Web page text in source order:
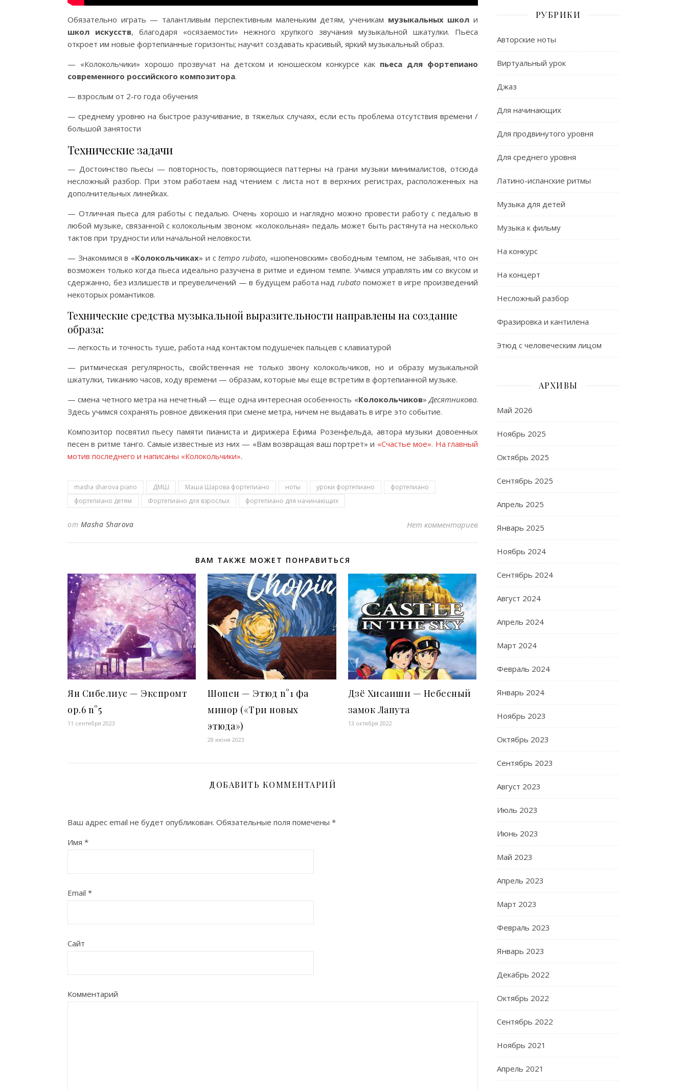
Обязательно играть — талантливым перспективным маленьким детям, ученикам музыкальных школ и
школ искусств, благодаря «осязаемости» нежного хрупкого звучания музыкальной шкатулки. Пьеса
откроет им новые фортепианные горизонты; научит создавать красивый, яркий музыкальный образ.
— «Колокольчики» хорошо прозвучат на детском и юношеском конкурсе как пьеса для фортепиано
современного российского композитора.
— взрослым от 2-го года обучения
— среднему уровню на быстрое разучивание, в тяжелых случаях, если есть проблема отсутствия времени /
большой занятости
Технические задачи
— Достоинство пьесы — повторность, повторяющиеся паттерны на грани музыки минималистов, отсюда
несложный разбор. При этом работаем над чтением с листа нот в верхних регистрах, расположенных на
дополнительных линейках.
— Отличная пьеса для работы с педалью. Очень хорошо и наглядно можно провести работу с педалью в
любой музыке, связанной с колокольным звоном: «колокольная» педаль может быть растянута на несколько
тактов при трудности или начальной неловкости.
— Знакомимся в «Колокольчиках» и сtempo rubato, «шопеновским» свободным темпом, не забывая, что он
возможен только когда пьеса идеально разучена в ритме и едином темпе. Учимся управлять им со вкусом и
сдержанно, без излишеств и преувеличений — в будущем работа надrubato поможет в игре произведений
некоторых романтиков.
Технические средства музыкальной выразительности направлены на создание
образа:
— легкость и точность туше, работа над контактом подушечек пальцев с клавиатурой
— ритмическая регулярность, свойственная не только звону колокольчиков, но и образу музыкальной
шкатулки, тиканию часов, ходу времени — образам, которые мы еще встретим в фортепианной музыке.
— смена четного метра на нечетный — еще одна интересная особенность «Колокольчиков»Десятникова.
Здесь учимся сохранять ровное движения при смене метра, ничем не выдавать в игре это событие.
Композитор посвятил пьесу памяти пианиста и дирижера Ефима Розенфельда, автора музыки довоенных
песен в ритме танго. Самые известные из них — «Вам возвращая ваш портрет» и «Счастье мое». На главный
мотив последнего и написаны «Колокольчики».
masha sharova piano ДМШ Маша Шарова фортепиано ноты уроки фортепиано
фортепиано
фортепиано детям
Фортепиано для взрослых фортепиано для начинающих
от Masha Sharova Нет комментариев
ВАМ ТАКЖЕ МОЖЕТ ПОНРАВИТЬСЯ
Ян Сибелиус — Экспромт
op.6 n°5
11 сентября 2023
Шопен — Этюд n°1 фа
минор («Три новых
этюда»)
28 июня 2023
Дзё Хисаиши — Небесный
замок Лапута
13 октября 2022
ДОБАВИТЬ КОММЕНТАРИЙ
Ваш адрес email не будет опубликован. Обязательные поля помечены *
Имя *
Email *
Сайт
Комментарий
РУБРИКИ
Авторские ноты
Виртуальный урок
Джаз
Для начинающих
Для продвинутого уровня
Для среднего уровня
Латино-испанские ритмы
Музыка для детей
Музыка к фильму
На конкурс
На концерт
Несложный разбор
Фразировка и кантилена
Этюд с человеческим лицом
АРХИВЫ
Май 2026
Ноябрь 2025
Октябрь 2025
Сентябрь 2025
Апрель 2025
Январь 2025
Ноябрь 2024
Сентябрь 2024
Август 2024
Апрель 2024
Март 2024
Февраль 2024
Январь 2024
Ноябрь 2023
Октябрь 2023
Сентябрь 2023
Август 2023
Июль 2023
Июнь 2023
Май 2023
Апрель 2023
Март 2023
Февраль 2023
Январь 2023
Декабрь 2022
Октябрь 2022
Сентябрь 2022
Ноябрь 2021
Апрель 2021